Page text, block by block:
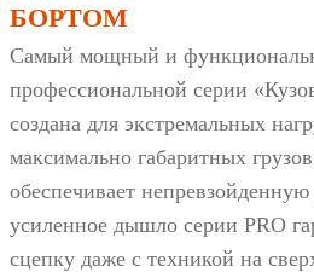
БОРТОМ
Самый мощный и
профессиональной серии
создана для экстремальных
максимально габаритных
обеспечивает непревзойденную
усиленное дышло серии PRO
сцепку даже с техникой на